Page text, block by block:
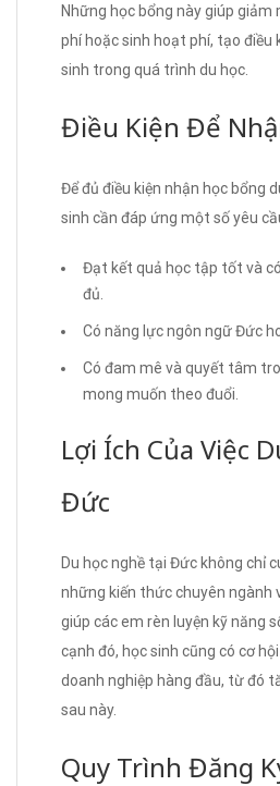
Những học bổng này giúp giảm
phí hoặc sinh hoạt phí, tạo
sinh trong quá trình du học.
Điều Kiện Để
Để đủ điều kiện nhận học bổng
sinh cần đáp ứng một số yêu
Đạt kết quả học tập tốt và
đủ.
Có năng lực ngôn ngữ Đức
Có đam mê và quyết tâm
mong muốn theo đuổi.
Lợi Ích Của Việc
Đức
Du học nghề tại Đức không chỉ
những kiến thức chuyên ngành
giúp các em rèn luyện kỹ năng
cạnh đó, học sinh cũng có cơ
doanh nghiệp hàng đầu, từ đó
sau này.
Quy Trình Đăng